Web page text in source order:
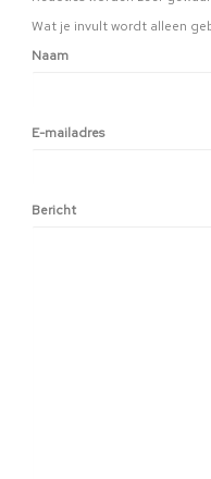
Wat je invult wordt alleen
Naam
E-mailadres
Bericht